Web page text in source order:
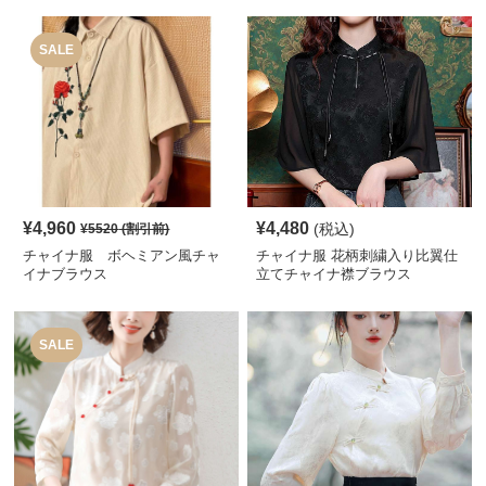
SALE
¥4,960 ¥5520(割引前)
チャイナ服 ボヘミアン風チャ
イナブラウス
¥4,480 (税込)
チャイナ服 花柄刺繍入り比翼仕
立てチャイナ襟ブラウス
SALE